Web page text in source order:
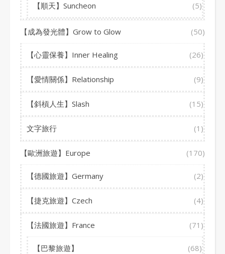
【順天】Suncheon (5)
【成為發光體】Grow to Glow (50)
【心靈保養】Inner Healing (26)
【愛情關係】Relationship (9)
【斜槓人生】Slash (15)
文字旅行 (1)
【歐洲旅遊】Europe (170)
【德國旅遊】Germany (2)
【捷克旅遊】Czech (4)
【法國旅遊】France (71)
【巴黎旅遊】 (68)